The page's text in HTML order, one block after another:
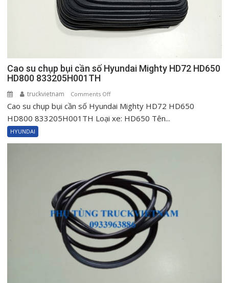
Cao su chụp bụi cần số Hyundai Mighty HD72 HD650
HD800 833205H001TH
truckvietnam Comments Offon
Cao
su
Hyundai
Mighty
HD72
HD800
833205H001TH
Cao su chụp bụi cần số Hyundai Mighty HD72 HD650
HD800 833205H001TH Loại xe: HD650 Tên...
HYUNDAI